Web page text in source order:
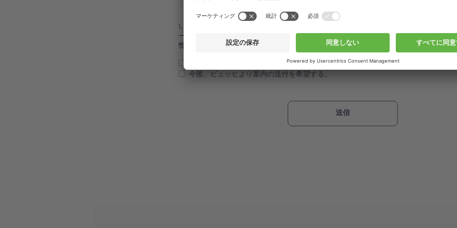
いただいた個人情報は、お問い合わせへの対応や今後のビュッヒからのご案内（アプリ
ート、ガイドブック、ウェビナーやセミナーのご案内など）についてのみ使用させてい
弊社の個人情報に関する取り扱いについては当社のプライバシーポリシー をご確認く
個人情報の取扱について同意する。
今後、ビュッヒより案内の送付を希望する。